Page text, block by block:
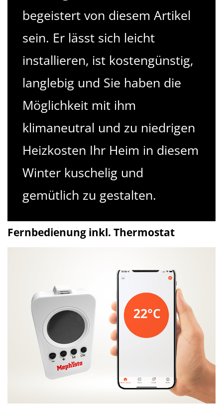
begeistert von diesem Artikel
sein. Er lässt sich leicht
installieren, ist kostengünstig,
langlebig und Sie haben die
Möglichkeit mit ihm
klimaneutral und zu niedrigen
Heizkosten Ihr Heim in diesem
Winter kuschelig und
gemütlich zu gestalten.
Fernbedienung inkl. Thermostat